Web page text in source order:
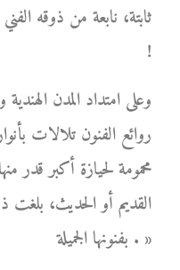
ثابتة، نابعة من ذوقه
!
وعلى امتداد المدن
روائع الفنون تلالات
محمومة لحيازة أكبر قدر
القديم أو الحديث، بلغت
بفنونها الجميلة . »